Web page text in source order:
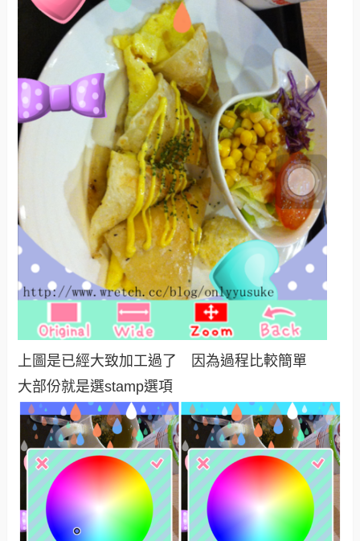
上圖是已經大致加工過了 因為過程比較簡單
大部份就是選stamp選項